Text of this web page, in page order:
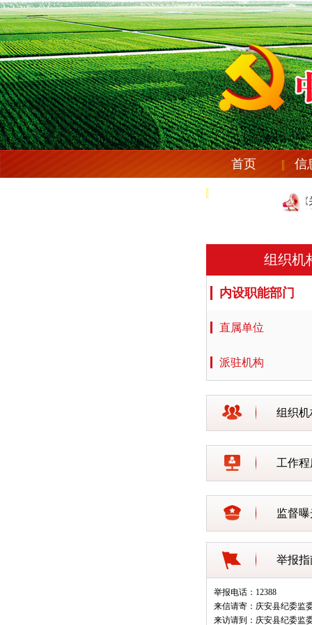
首页
信
庆安县纪委机关党委《
庆安县纪委机关党委《
组织机
内设职能部门
直属单位
派驻机构
组织机
工作
监督
举报指
举报电话：12388
来信请寄：庆安县纪委监
来访请到：庆安县纪委监